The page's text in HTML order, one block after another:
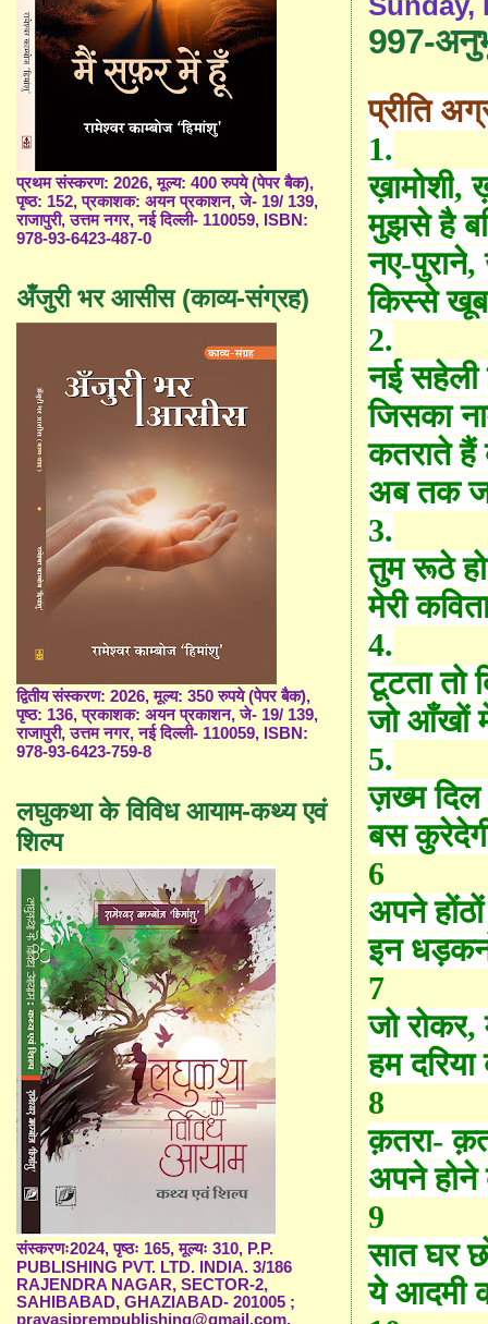
997-
प्रीति
1.
ख़ामोशी,
मुझसे है
नए-पुराने,
किस्से
2.
नई सहेली
जिसका
कतराते
अब तक
3.
तुम रूठे
मेरी
4.
टूटता तो
जो आँखों
5.
ज़ख्म
बस
6
अपने
इन
7
जो रोकर,
हम दरिया
8
क़तरा- क़
अपने
9
सात घर
ये आदमी
प्रथम संस्करण: 2026, मूल्य: 400 रुपये (पेपर बैक),
पृष्ठ: 152, प्रकाशक: अयन प्रकाशन, जे- 19/ 139,
राजापुरी, उत्तम नगर, नई दिल्ली- 110059, ISBN:
978-93-6423-487-0
अँजुरी भर आसीस (काव्य-संग्रह)
द्वितीय संस्करण: 2026, मूल्य: 350 रुपये (पेपर बैक),
पृष्ठ: 136, प्रकाशक: अयन प्रकाशन, जे- 19/ 139,
राजापुरी, उत्तम नगर, नई दिल्ली- 110059, ISBN:
978-93-6423-759-8
लघुकथा के विविध आयाम-कथ्य एवं
शिल्प
संस्करणः2024, पृष्ठः 165, मूल्यः 310, P.P.
PUBLISHING PVT. LTD. INDIA. 3/186
RAJENDRA NAGAR, SECTOR-2,
SAHIBABAD, GHAZIABAD- 201005 ;
pravasiprempublishing@gmail.com,